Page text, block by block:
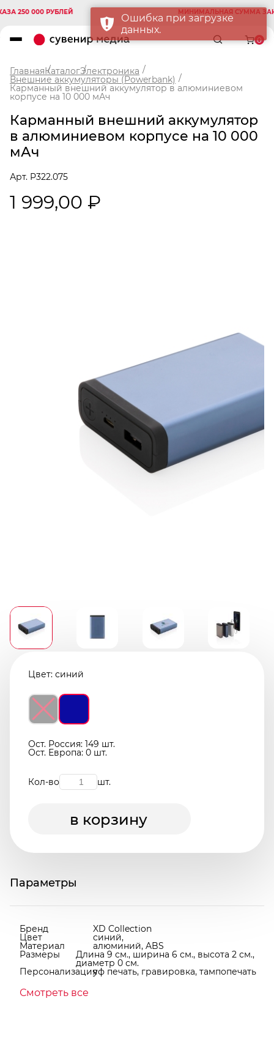
000 РУБЛЕЙ МИНИМАЛЬНАЯ СУММА
0
ГлавнаяКаталогЭлектроника
Внешние аккумуляторы (Powerbank)
Карманный внешний аккумулятор в алюминиевом
корпусе на 10 000 мАч
Карманный внешний аккумулятор
в алюминиевом корпусе на 10 000
мАч
Арт. P322.075
1 999,00 ₽
Цвет: синий
Ост. Россия: 149 шт.
Ост. Европа: 0 шт.
Кол-во шт.
в корзину
Параметры
Бренд XD Collection
Цвет синий,
Материал алюминий, ABS
Размеры Длина 9 см., ширина 6 см., высота 2 см.,
диаметр 0 см.
Персонализацияуф печать, гравировка, тампопечать
Смотреть все
Ошибка при загрузке
данных.